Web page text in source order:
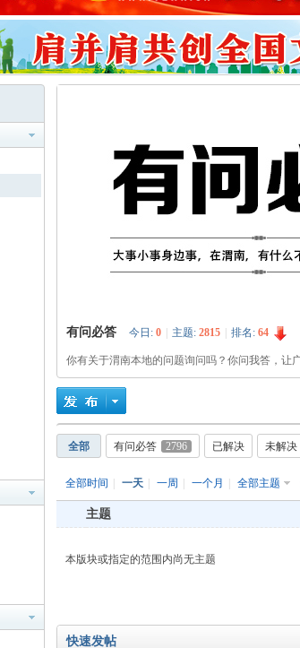
›
有问必答 今日: 0 主题: 2815 排名: 64
你有关于渭南本地的问题询问吗？你问我答，让
全部 有问必答 2796 已解决 未解决
全部时间 一天 一周 一个月 全部主题
主题
本版块或指定的范围内尚无主题
快速发帖